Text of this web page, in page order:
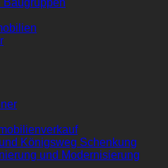
Königsweg Schenkung
und Modernisierung